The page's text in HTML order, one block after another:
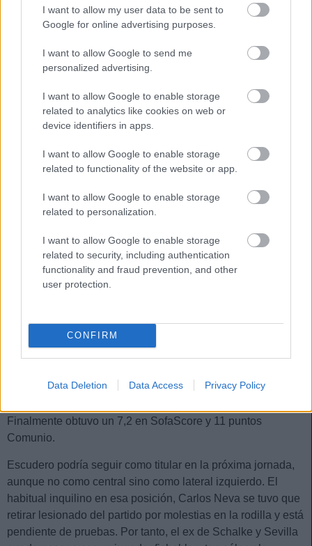
I want to allow my user data to be sent to
Google for online advertising purposes.
I want to allow Google to send me
personalized advertising.
I want to allow Google to enable storage
related to analytics like cookies on web or
device identifiers in apps.
I want to allow Google to enable storage
related to functionality of the website or app.
I want to allow Google to enable storage
related to personalization.
I want to allow Google to enable storage
related to security, including authentication
functionality and fraud prevention, and other
user protection.
CONFIRM
Data Deletion Data Access Privacy Policy
Darko Brasanac (Osasuna, centrocampista,
Además de Budimir, otro jugador rojillo que brilló con luz
propia en la victoria ante el Levante fue Darko Brasanac. El
serbio había sido suplente en los últimos dos partidos, pero
volvió al once y marcó uno de los tres goles de Osasuna.
Sus 11 puntos (7,5 en SofaScore) son la mejor valoración
de Brasanac en la temporada 21/22. No es un jugador
esta actuación y su más que posible titularidad en la
próxima jornada, le hacen ser recomendable por una
Sergio Escudero (Granada, defensa, 630.000)
El defensa de 32 años fue una de las novedades en la
ocupando el puesto de central izquierdo en una defensa de
cinco. Fue su primera titularidad desde la jornada 24.
se repuso posteriormente de dicha acción anotando el
Finalmente obtuvo un 7,2 en SofaScore y 11 puntos
Comunio.
Escudero podría seguir como titular en la próxima jornada,
aunque no como central sino como lateral izquierdo. El
habitual inquilino en esa posición, Carlos Neva se tuvo que
retirar lesionado del partido por molestias en la rodilla y está
pendiente de pruebas. Por tanto, el ex de Schalke y Sevilla